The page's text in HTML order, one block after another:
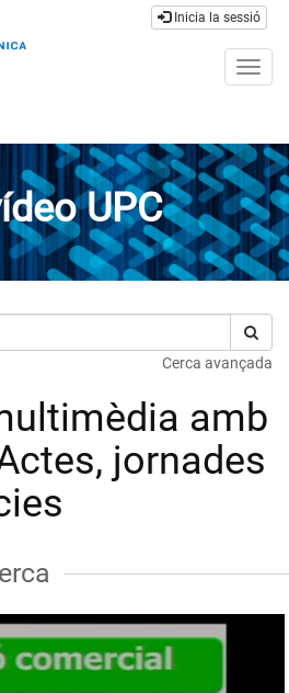
Inicia la sessió
UPC
Cerca avançada
amb
jornades